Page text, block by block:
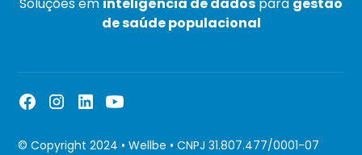
Soluções em inteligência de dados para gestão
de saúde populacional
© Copyright 2024 • Wellbe • CNPJ 31.807.477/0001-07